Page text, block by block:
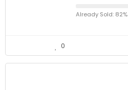
Already Sold: 82%
0